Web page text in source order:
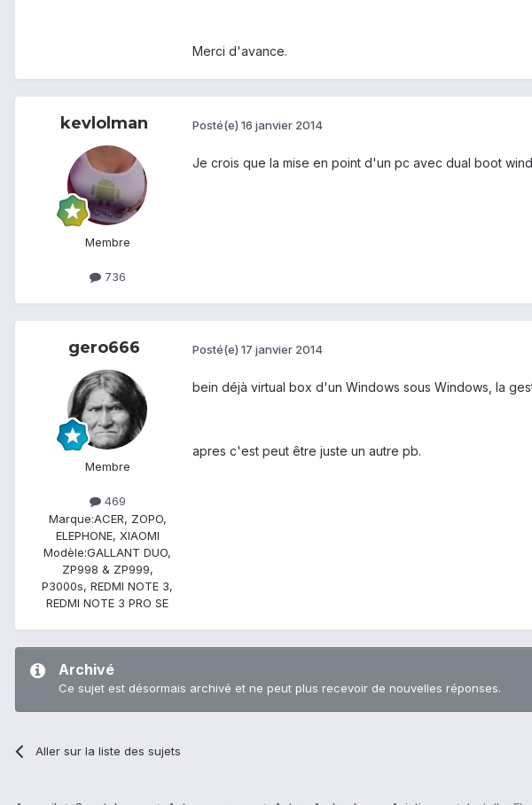
Merci d'avance.
kevlolman
Membre
736
Posté(e) 16 janvier 2014
Je crois que la mise en point d'un pc avec dual boot
gero666
Membre
469
Marque:ACER, ZOPO,
ELEPHONE, XIAOMI
Modèle:GALLANT DUO,
ZP998 & ZP999,
P3000s, REDMI NOTE 3,
REDMI NOTE 3 PRO SE
Posté(e) 17 janvier 2014
bein déjà virtual box d'un Windows sous Windows, la
apres c'est peut être juste un autre pb.
Archivé
Ce sujet est désormais archivé et ne peut plus recevoir de nouvelles réponses.
Aller sur la liste des sujets